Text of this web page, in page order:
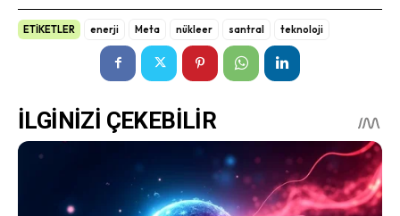
ETİKETLER enerji Meta nükleer santral teknoloji